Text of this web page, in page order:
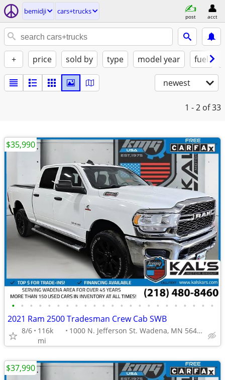
bemidji cars+trucks
post acct
+ price sold by type model year fuel
newest
1 - 2 of 33
• • • • • • • • • • • • • • • • • • • • • • •
2021 Ram 2500 Tradesman Crew Cab SWB
8/6
116k
mi
1000 N. Jefferson St. Wadena, MN 56482
$35,990
$37,990